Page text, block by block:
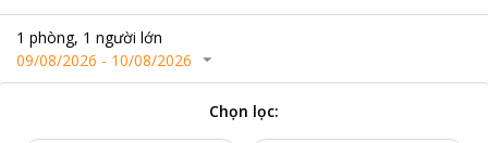
1 phòng, 1 người lớn
09/08/2026 - 10/08/2026
Chọn lọc: